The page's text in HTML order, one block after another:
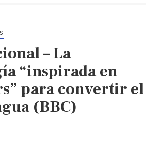
para
monitorizar
microorganismos
en
agua
potable
(RETEMA)
– La
“inspirada en
para convertir el
(BBC)